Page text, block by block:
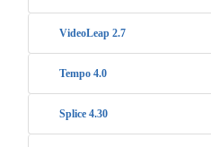
VideoLeap 2.7
Tempo 4.0
Splice 4.30